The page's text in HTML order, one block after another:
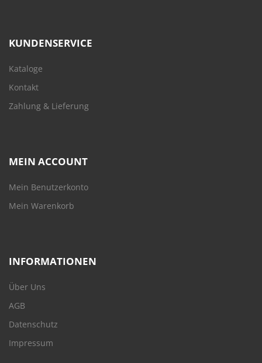
KUNDENSERVICE
Kataloge
Kontakt
Zahlung & Lieferung
MEIN ACCOUNT
Mein Benutzerkonto
Mein Warenkorb
INFORMATIONEN
Über Uns
AGB
Datenschutz
Impressum